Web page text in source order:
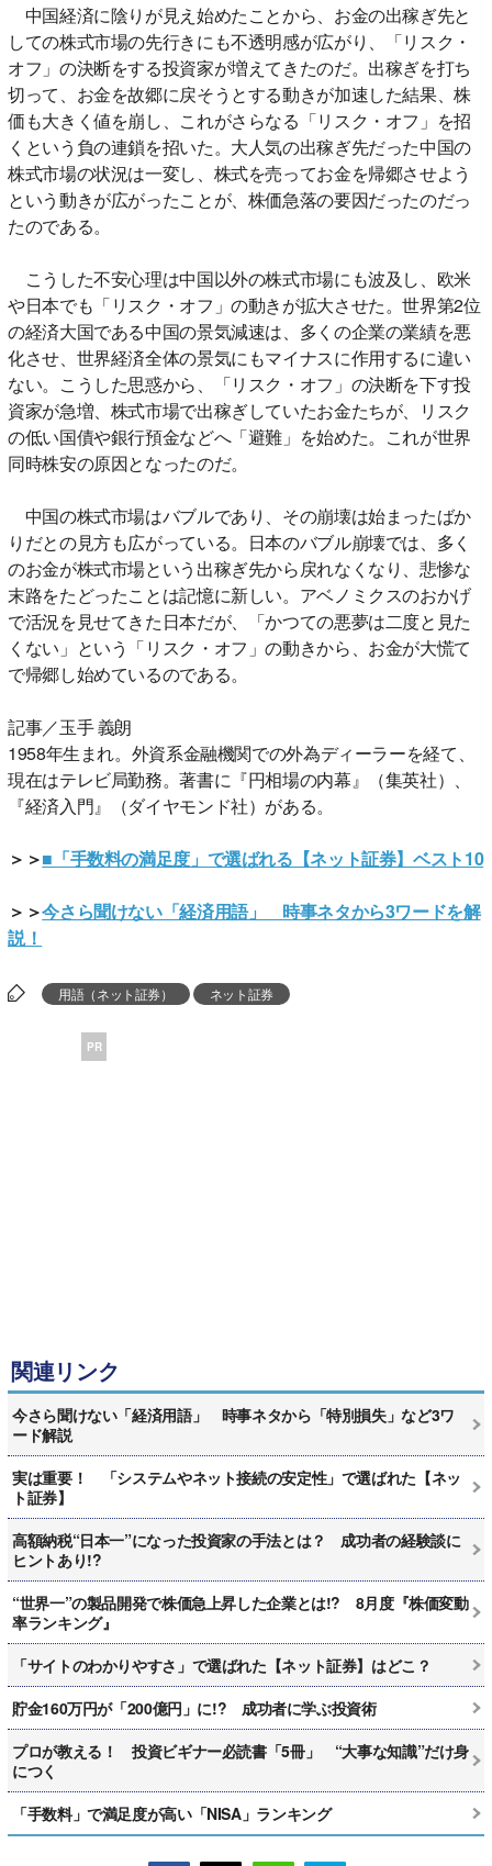
中国経済に陰りが見え始めたことから、お金の出稼ぎ先と
しての株式市場の先行きにも不透明感が広がり、「リスク・
オフ」の決断をする投資家が増えてきたのだ。出稼ぎを打ち
切って、お金を故郷に戻そうとする動きが加速した結果、株
価も大きく値を崩し、これがさらなる「リスク・オフ」を招
くという負の連鎖を招いた。大人気の出稼ぎ先だった中国の
株式市場の状況は一変し、株式を売ってお金を帰郷させよう
という動きが広がったことが、株価急落の要因だったのだっ
たのである。
こうした不安心理は中国以外の株式市場にも波及し、欧米
や日本でも「リスク・オフ」の動きが拡大させた。世界第2位
の経済大国である中国の景気減速は、多くの企業の業績を悪
化させ、世界経済全体の景気にもマイナスに作用するに違い
ない。こうした思惑から、「リスク・オフ」の決断を下す投
資家が急増、株式市場で出稼ぎしていたお金たちが、リスク
の低い国債や銀行預金などへ「避難」を始めた。これが世界
同時株安の原因となったのだ。
中国の株式市場はバブルであり、その崩壊は始まったばか
りだとの見方も広がっている。日本のバブル崩壊では、多く
のお金が株式市場という出稼ぎ先から戻れなくなり、悲惨な
末路をたどったことは記憶に新しい。アベノミクスのおかげ
で活況を見せてきた日本だが、「かつての悪夢は二度と見た
くない」という「リスク・オフ」の動きから、お金が大慌て
で帰郷し始めているのである。
記事／玉手 義朗
1958年生まれ。外資系金融機関での外為ディーラーを経て、
現在はテレビ局勤務。著書に『円相場の内幕』（集英社）、
『経済入門』（ダイヤモンド社）がある。
＞＞■「手数料の満足度」で選ばれる【ネット証券】ベスト10
＞＞今さら聞けない「経済用語」 時事ネタから3ワードを解
説！
用語（ネット証券） ネット証券
PR
関連リンク
今さら聞けない「経済用語」 時事ネタから「特別損失」など3ワ
ード解説
実は重要！ 「システムやネット接続の安定性」で選ばれた【ネッ
ト証券】
高額納税“日本一”になった投資家の手法とは？ 成功者の経験談に
ヒントあり!?
“世界一”の製品開発で株価急上昇した企業とは!? 8月度『株価変動
率ランキング』
「サイトのわかりやすさ」で選ばれた【ネット証券】はどこ？
貯金160万円が「200億円」に!? 成功者に学ぶ投資術
プロが教える！ 投資ビギナー必読書「5冊」 “大事な知識”だけ身
につく
「手数料」で満足度が高い「NISA」ランキング